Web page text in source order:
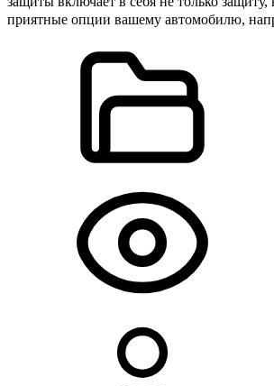
приятные опции вашему автомобилю,